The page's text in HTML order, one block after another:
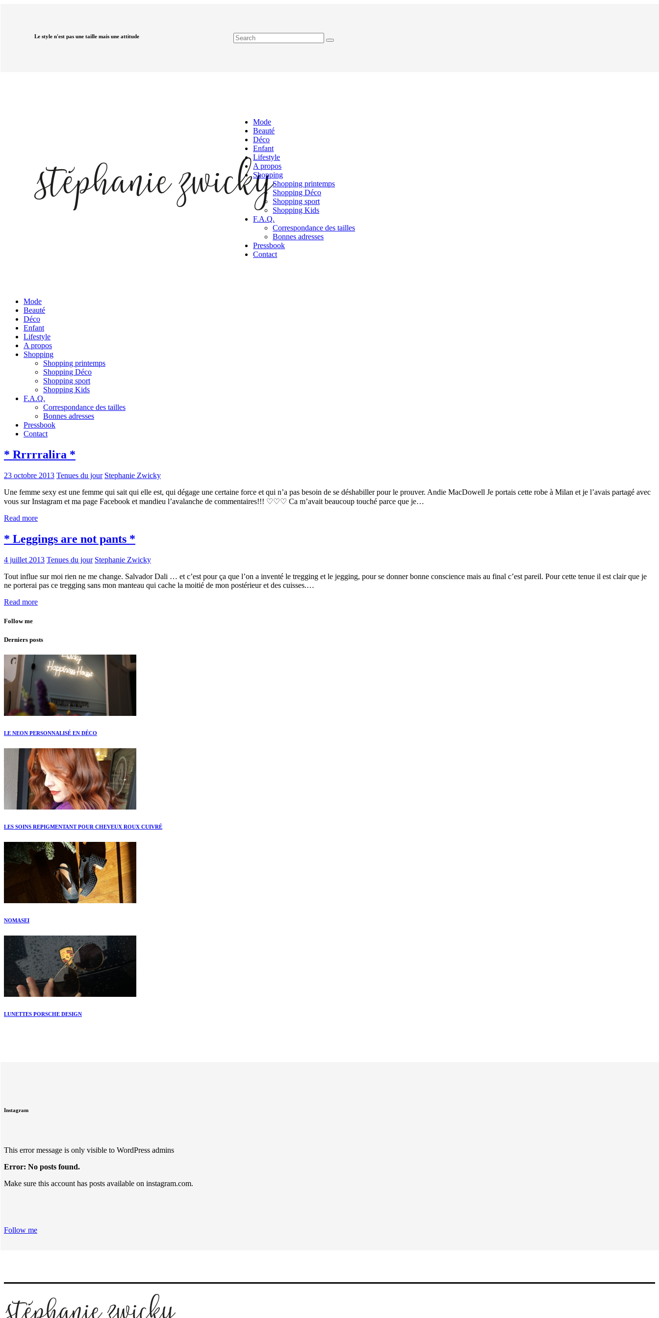
Le style n'est pas une taille mais une attitude
Mode
Beauté
Déco
Enfant
Lifestyle
A propos
Shopping
Shopping printemps
Shopping Déco
Shopping sport
Shopping Kids
F.A.Q.
Correspondance des tailles
Bonnes adresses
Pressbook
Contact
Mode
Beauté
Déco
Enfant
Lifestyle
A propos
Shopping
Shopping printemps
Shopping Déco
Shopping sport
Shopping Kids
F.A.Q.
Correspondance des tailles
Bonnes adresses
Pressbook
Contact
* Rrrrralira *
23 octobre 2013 Tenues du jour Stephanie Zwicky
Une femme sexy est une femme qui sait qui elle est, qui dégage une certaine force et qui n’a pas besoin de se déshabiller pour le prouver. Andie MacDowell Je portais cette robe à Milan et je l’avais partagé avec
vous sur Instagram et ma page Facebook et mandieu l’avalanche de commentaires!!! ♡♡♡ Ca m’avait beaucoup touché parce que je…
Read more
* Leggings are not pants *
4 juillet 2013 Tenues du jour Stephanie Zwicky
Tout influe sur moi rien ne me change. Salvador Dali … et c’est pour ça que l’on a inventé le tregging et le jegging, pour se donner bonne conscience mais au final c’est pareil. Pour cette tenue il est clair que je
ne porterai pas ce tregging sans mon manteau qui cache la moitié de mon postérieur et des cuisses.…
Read more
Follow me
Derniers posts
LE NEON PERSONNALISÉ EN DÉCO
LES SOINS REPIGMENTANT POUR CHEVEUX ROUX CUIVRÉ
NOMASEI
LUNETTES PORSCHE DESIGN
Instagram
This error message is only visible to WordPress admins
Error: No posts found.
Make sure this account has posts available on instagram.com.
Follow me